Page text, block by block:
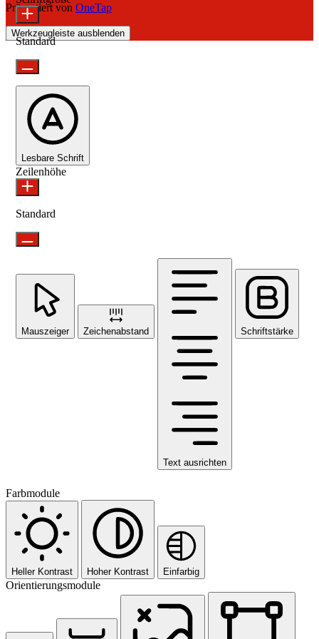
Präsentiert von OneTap
Werkzeugleiste ausblenden
Standard
Lesbare Schrift
Zeilenhöhe
Standard
Mauszeiger Zeichenabstand
Text ausrichten
Schriftstärke
Farbmodule
Heller Kontrast Hoher Kontrast Einfarbig
Orientierungsmodule